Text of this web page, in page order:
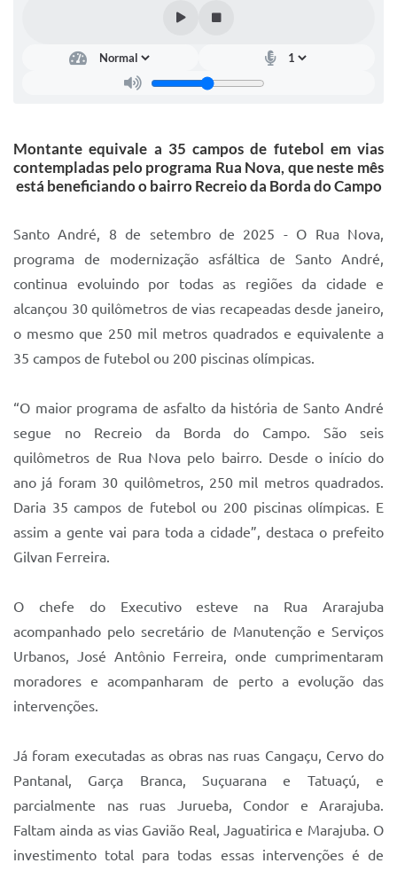
Legislação
Lei de acesso à informação
Mobilidade Urbana Sustentável
Ouvidoria da Cidade
Passe Escolar
Parque Escola
Quadra Fiscal
Sistema Colab
Autarquias
Montante equivale a 35 campos de futebol em vias
contempladas pelo programa Rua Nova, que neste mês
está beneficiando o bairro Recreio da Borda do Campo
Santo André, 8 de setembro de 2025 - O Rua Nova,
programa de modernização asfáltica de Santo André,
continua evoluindo por todas as regiões da cidade e
alcançou 30 quilômetros de vias recapeadas desde janeiro,
o mesmo que 250 mil metros quadrados e equivalente a
35 campos de futebol ou 200 piscinas olímpicas.
“O maior programa de asfalto da história de Santo André
segue no Recreio da Borda do Campo. São seis
quilômetros de Rua Nova pelo bairro. Desde o início do
ano já foram 30 quilômetros, 250 mil metros quadrados.
Daria 35 campos de futebol ou 200 piscinas olímpicas. E
assim a gente vai para toda a cidade”, destaca o prefeito
Gilvan Ferreira.
O chefe do Executivo esteve na Rua Ararajuba
acompanhado pelo secretário de Manutenção e Serviços
Urbanos, José Antônio Ferreira, onde cumprimentaram
moradores e acompanharam de perto a evolução das
intervenções.
Já foram executadas as obras nas ruas Cangaçu, Cervo do
Pantanal, Garça Branca, Suçuarana e Tatuaçú, e
parcialmente nas ruas Jurueba, Condor e Ararajuba.
Faltam ainda as vias Gavião Real, Jaguatirica e Marajuba. O
investimento total para todas essas intervenções é de